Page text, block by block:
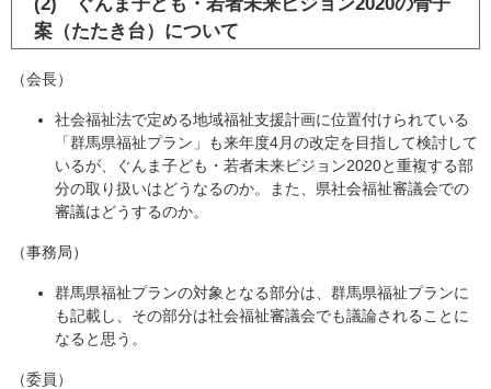
案（たたき台）について
（会長）
社会福祉法で定める地域福祉支援計画に位置付けられている
「群馬県福祉プラン」も来年度4月の改定を目指して検討して
いるが、ぐんま子ども・若者未来ビジョン2020と重複する部
分の取り扱いはどうなるのか。また、県社会福祉審議会での
審議はどうするのか。
（事務局）
群馬県福祉プランの対象となる部分は、群馬県福祉プランに
も記載し、その部分は社会福祉審議会でも議論されることに
なると思う。
（委員）